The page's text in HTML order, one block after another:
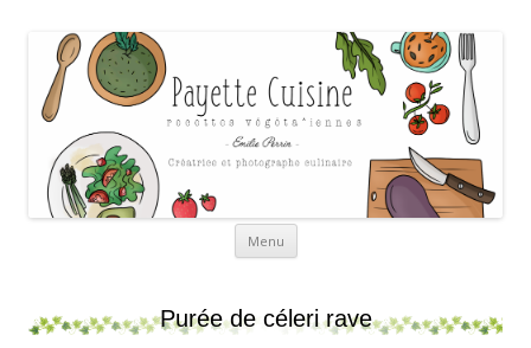
Payette cuisine
Menu Aller au contenu
Purée de céleri rave